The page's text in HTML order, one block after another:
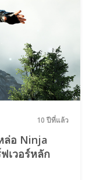
10 ปีที่แล้ว
ล่อ Ninja
เวอร์หลัก